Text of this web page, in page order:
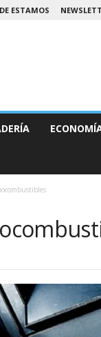
ESTAMOS